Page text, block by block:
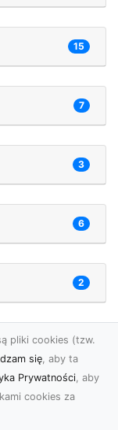
15
7
3
6
2
2
16
pliki cookies (tzw.
się, aby ta
Prywatności, aby
cookies za